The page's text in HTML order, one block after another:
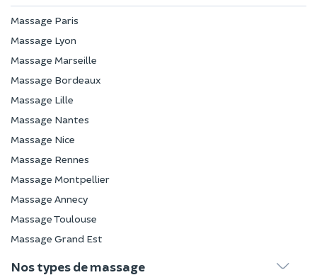
Massage Paris
Massage Lyon
Massage Marseille
Massage Bordeaux
Massage Lille
Massage Nantes
Massage Nice
Massage Rennes
Massage Montpellier
Massage Annecy
Massage Toulouse
Massage Grand Est
Nos types de massage